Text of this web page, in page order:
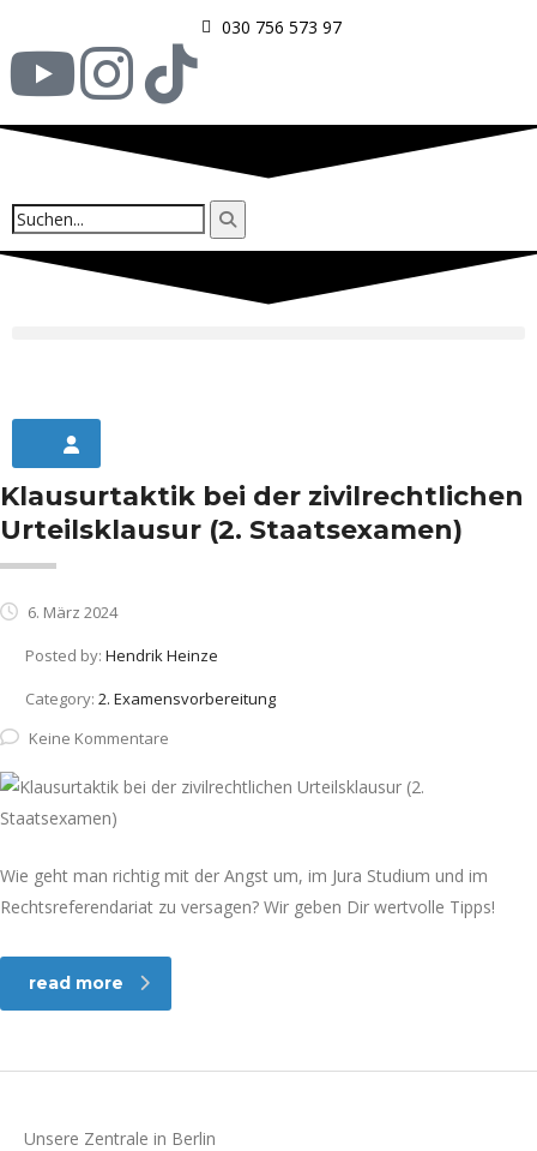
030 756 573 97
Klausurtaktik bei der zivilrechtlichen
Urteilsklausur (2. Staatsexamen)
6. März 2024
Posted by: Hendrik Heinze
Category: 2. Examensvorbereitung
Keine Kommentare
Wie geht man richtig mit der Angst um, im Jura Studium und im
Rechtsreferendariat zu versagen? Wir geben Dir wertvolle Tipps!
read more
Unsere Zentrale in Berlin